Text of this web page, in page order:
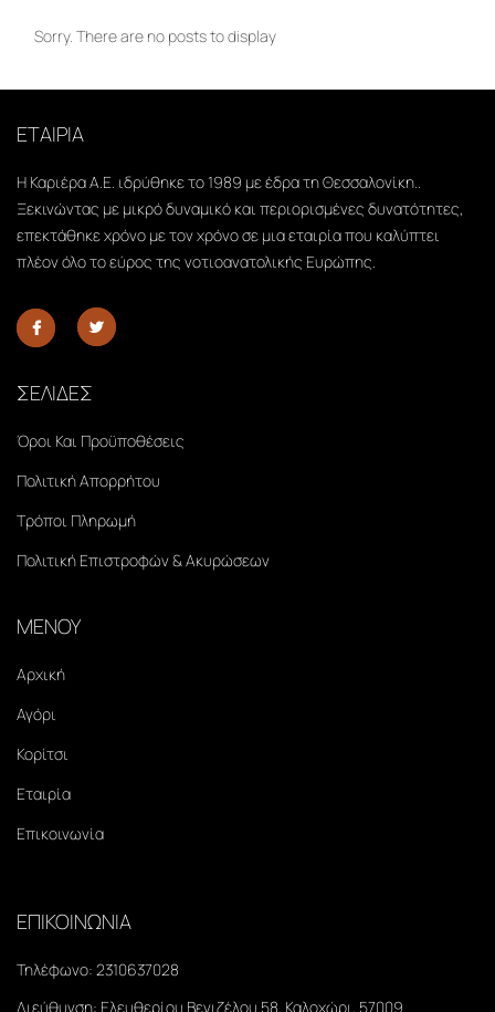
Sorry. There are no posts to display
ΕΤΑΙΡΙΑ
Η Καριέρα Α.Ε. ιδρύθηκε το 1989 με έδρα τη Θεσσαλονίκη..
Ξεκινώντας με μικρό δυναμικό και περιορισμένες δυνατότητες,
επεκτάθηκε χρόνο με τον χρόνο σε μια εταιρία που καλύπτει
πλέον όλο το εύρος της νοτιοανατολικής Ευρώπης.
ΣΕΛΙΔΕΣ
Όροι Και Προϋποθέσεις
Πολιτική Απορρήτου
Τρόποι Πληρωμή
Πολιτική Επιστροφών & Ακυρώσεων
ΜΕΝΟΥ
Αρχική
Αγόρι
Κορίτσι
Εταιρία
Επικοινωνία
ΕΠΙΚΟΙΝΩΝΙΑ
Τηλέφωνο: 2310637028
Διεύθυνση: Ελευθερίου Βενιζέλου 58, Καλοχώρι, 57009